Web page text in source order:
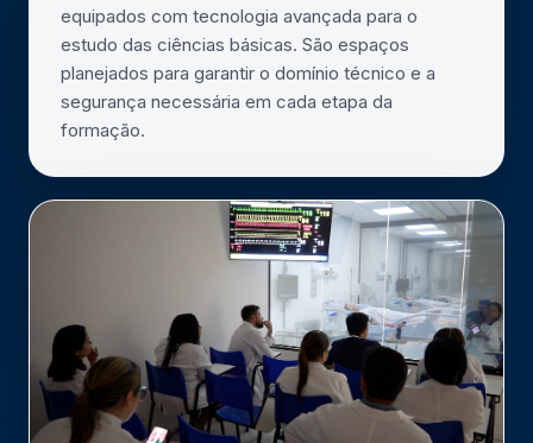
equipados com tecnologia avançada para o
estudo das ciências básicas. São espaços
planejados para garantir o domínio técnico e a
segurança necessária em cada etapa da
formação.